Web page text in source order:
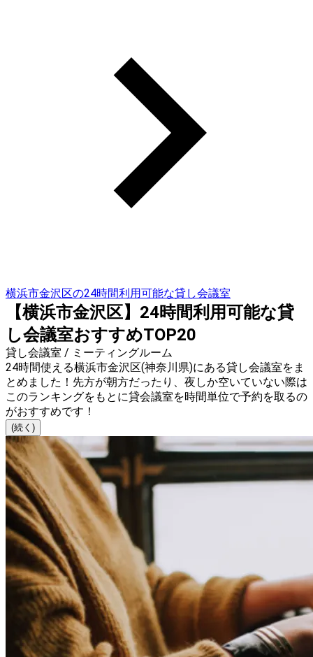
横浜市金沢区の24時間利用可能な貸し会議室
【横浜市金沢区】24時間利用可能な貸
し会議室おすすめTOP20
貸し会議室 / ミーティングルーム
24時間使える横浜市金沢区(神奈川県)にある貸し会議室をま
とめました！先方が朝方だったり、夜しか空いていない際は
このランキングをもとに貸会議室を時間単位で予約を取るの
がおすすめです！
(続く)